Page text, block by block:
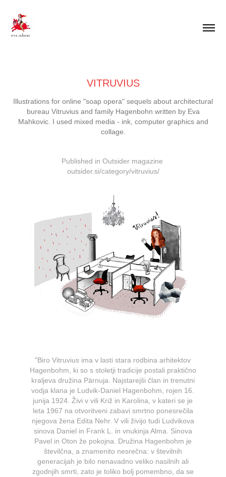
VITRUVIUS
Illustrations for online "soap opera" sequels about architectural
bureau Vitruvius and family Hagenbohn written by Eva
Mahkovic. I used mixed media - ink, computer graphics and
collage.
Published in Outsider magazine
outsider.si/category/vitruvius/
"Biro Vitruvius ima v lasti stara rodbina arhitektov
Hagenbohm, ki so s stoletji tradicije postali praktično
kraljeva družina Pärnuja. Najstarejši član in trenutni
vodja klana je Ludvik-Daniel Hagenbohm, rojen 16.
junija 1924. Živi v vili Križ in Karolina, v kateri se je
leta 1967 na otvoritveni zabavi smrtno ponesrečila
njegova žena Edita Nehr. V vili živijo tudi Ludvikova
sinova Daniel in Frank L. in vnukinja Alma. Sinova
Pavel in Oton že pokojna. Družina Hagenbohm je
številčna, a znamenito nesrečna: v številnih
generacijah je bilo nenavadno veliko nasilnih ali
zgodnjih smrti, zato je toliko bolj pomembno, da se